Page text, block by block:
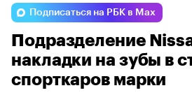
Подписаться на РБК в Max
Подразделение
накладки на зубы в
спорткаров марки